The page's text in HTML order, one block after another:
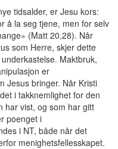
tidsalder, er Jesu kors:
å la seg tjene, men for selv
(Matt 20,28). Når
som Herre, skjer dette
Maktbruk,
er
Jesus bringer. Når Kristi
i takknemlighet for den
har vist, og som har gitt
poenget i
i NT, både når det
menighetsfellesskapet.